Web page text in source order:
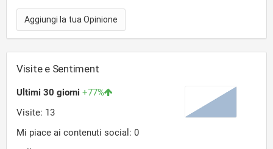
Aggiungi la tua Opinione
Visite e Sentiment